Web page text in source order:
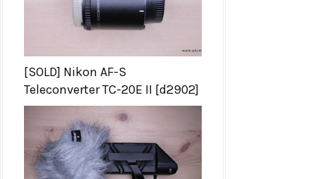
[SOLD] Nikon AF-S
Teleconverter TC-20E II [d2902]